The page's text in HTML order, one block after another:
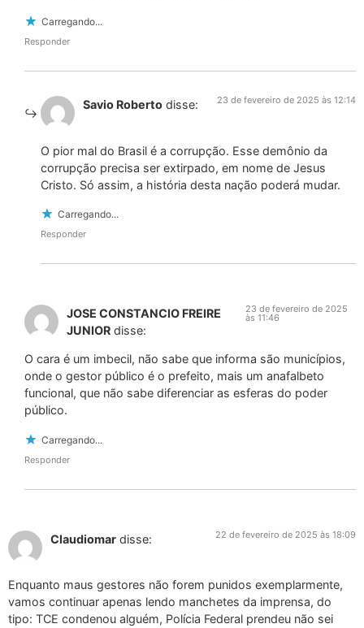
Carregando...
Responder
Savio Roberto disse: 23 de fevereiro de 2025 às 12:14
O pior mal do Brasil é a corrupção. Esse demônio da
corrupção precisa ser extirpado, em nome de Jesus
Cristo. Só assim, a história desta nação poderá mudar.
Carregando...
Responder
JOSE CONSTANCIO FREIRE
JUNIOR disse:
23 de fevereiro de 2025
às 11:46
O cara é um imbecil, não sabe que informa são municípios,
onde o gestor público é o prefeito, mais um anafalbeto
funcional, que não sabe diferenciar as esferas do poder
público.
Carregando...
Responder
Claudiomar disse: 22 de fevereiro de 2025 às 18:09
Enquanto maus gestores não forem punidos exemplarmente,
vamos continuar apenas lendo manchetes da imprensa, do
tipo: TCE condenou alguém, Polícia Federal prendeu não sei